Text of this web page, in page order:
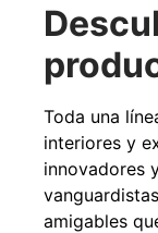
Toda una
interiores y
innovadores
amigables
Pasto sintético
Importado USA:
densidad
$
Leer